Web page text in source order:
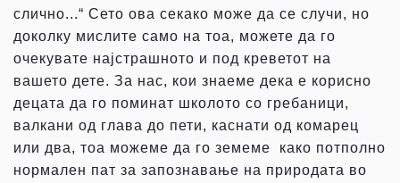
слично...“ Сето ова секако може да се случи, но
доколку мислите само на тоа, можете да го
очекувате најстрашното и под креветот на
вашето дете. За нас, кои знаеме дека е корисно
децата да го поминат школото со гребаници,
валкани од глава до пети, каснати од комарец
или два, тоа можеме да го земеме како потполно
нормален пат за запознавање на природата во